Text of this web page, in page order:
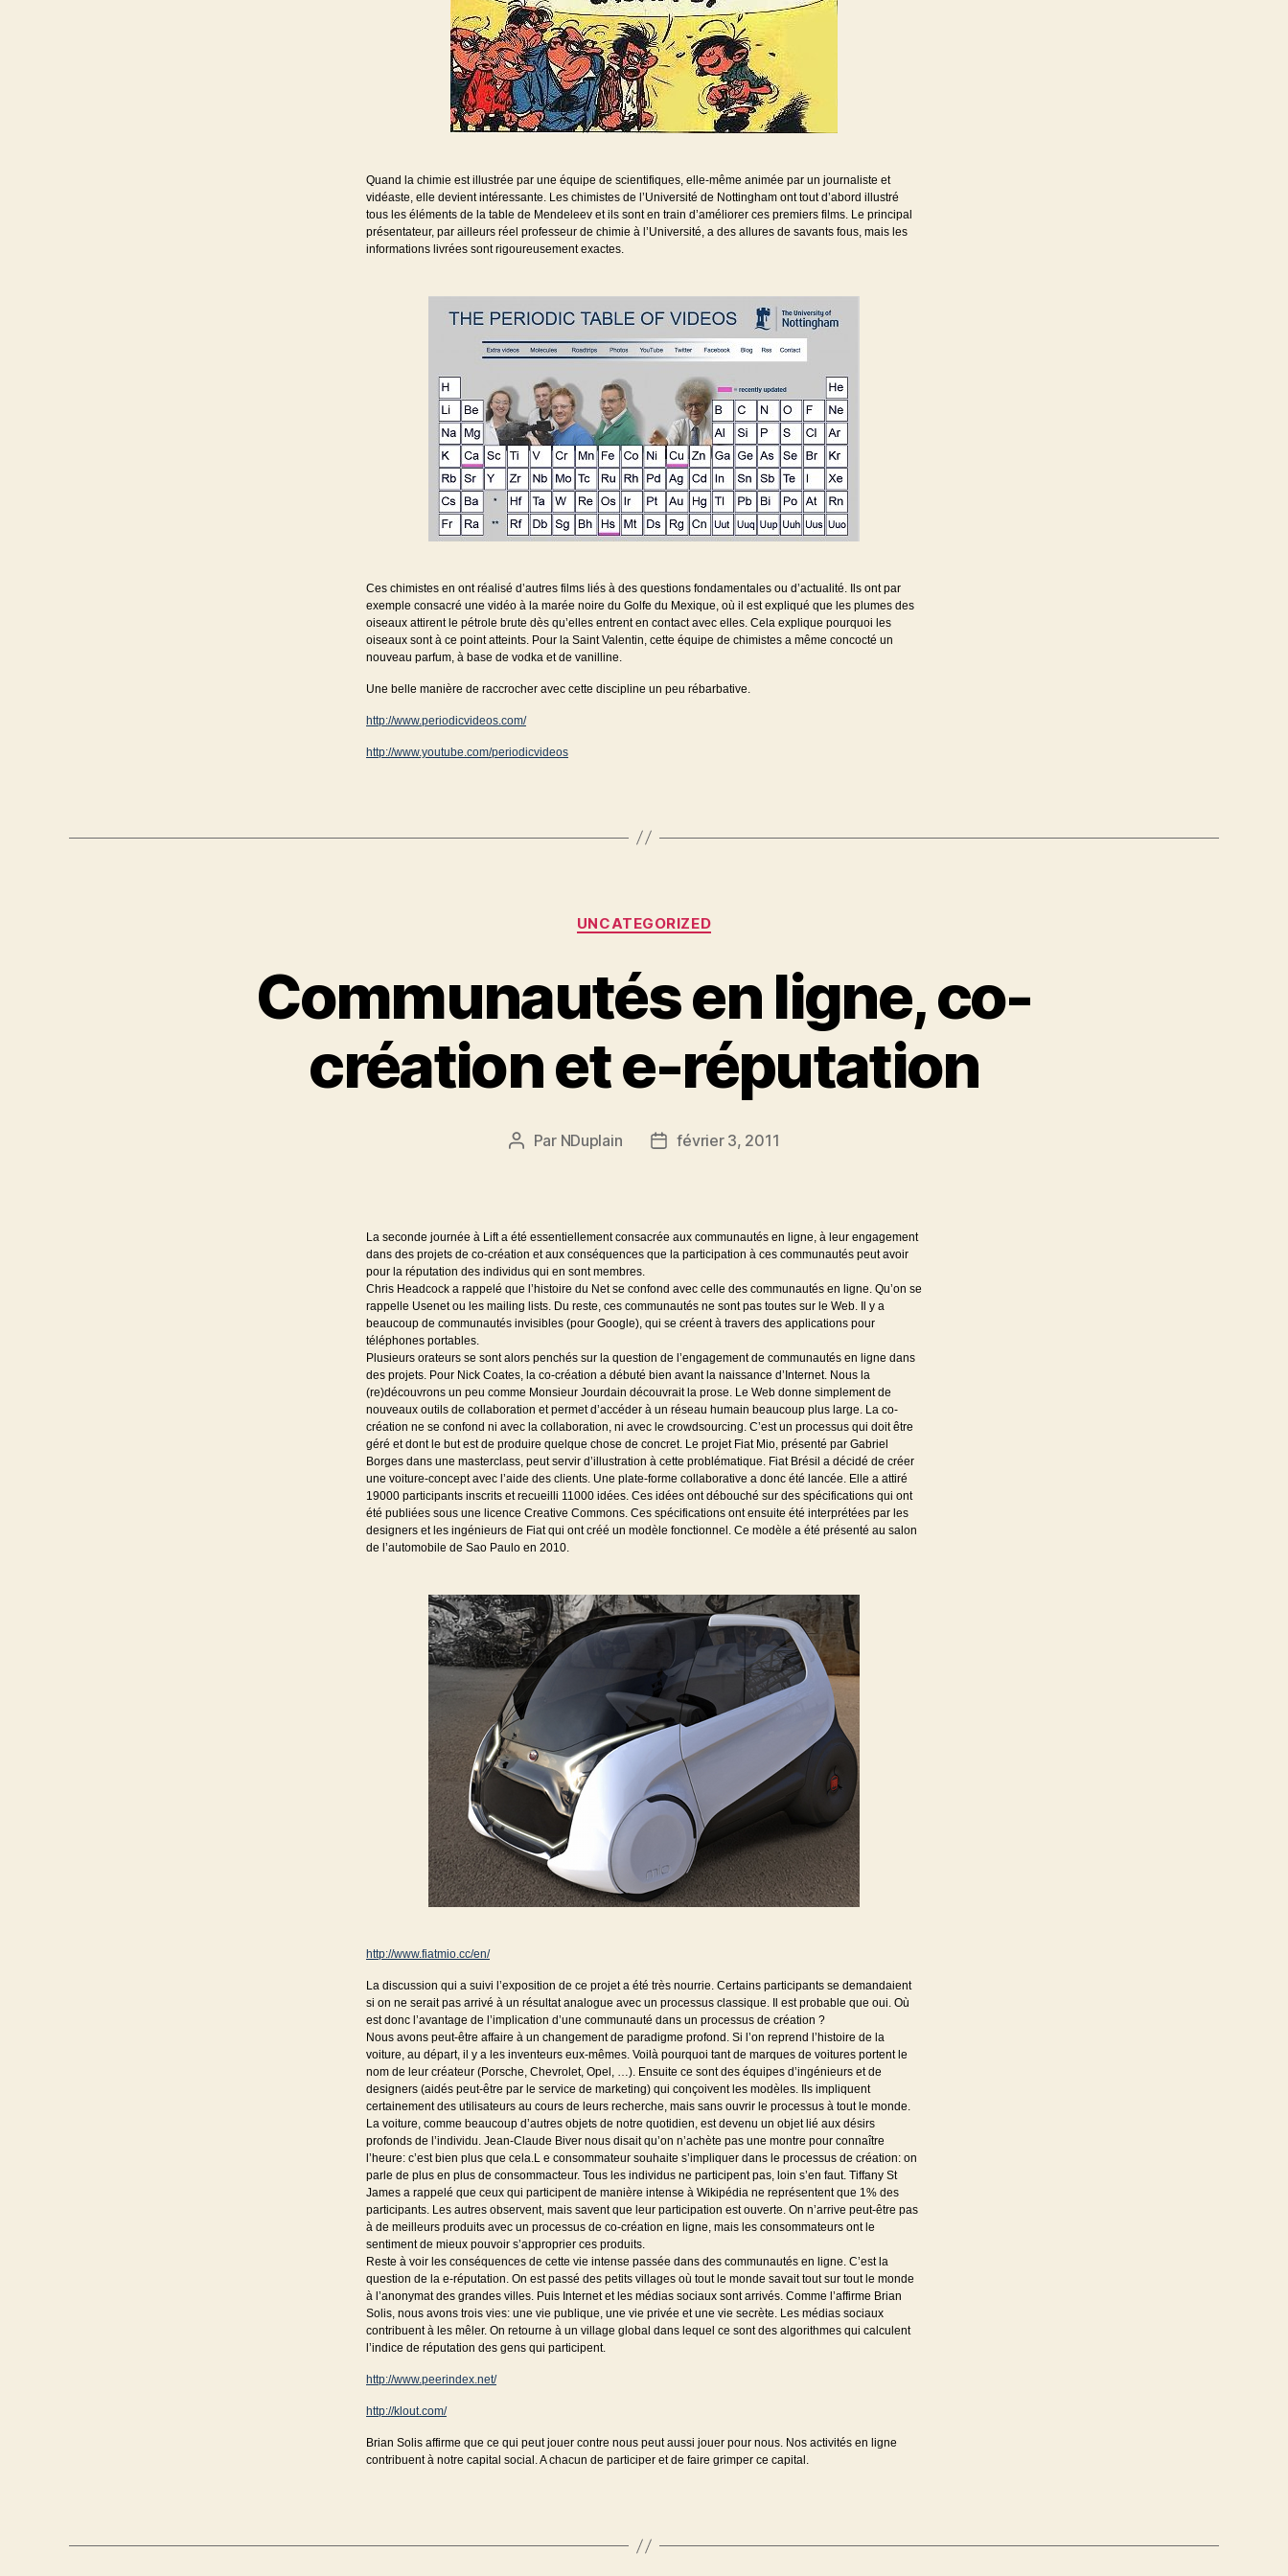
Quand la chimie est illustrée par une équipe de scientifiques, elle-même animée par un journaliste et
vidéaste, elle devient intéressante. Les chimistes de l’Université de Nottingham ont tout d’abord illustré
tous les éléments de la table de Mendeleev et ils sont en train d’améliorer ces premiers films. Le principal
présentateur, par ailleurs réel professeur de chimie à l’Université, a des allures de savants fous, mais les
informations livrées sont rigoureusement exactes.
Ces chimistes en ont réalisé d’autres films liés à des questions fondamentales ou d’actualité. Ils ont par
exemple consacré une vidéo à la marée noire du Golfe du Mexique, où il est expliqué que les plumes des
oiseaux attirent le pétrole brute dès qu’elles entrent en contact avec elles. Cela explique pourquoi les
oiseaux sont à ce point atteints. Pour la Saint Valentin, cette équipe de chimistes a même concocté un
nouveau parfum, à base de vodka et de vanilline.
Une belle manière de raccrocher avec cette discipline un peu rébarbative.
http://www.periodicvideos.com/
http://www.youtube.com/periodicvideos
Catégories
UNCATEGORIZED
Communautés en ligne, co-
création et e-réputation
Auteur
Par NDuplain
Datefévrier 3, 2011
La seconde journée à Lift a été essentiellement consacrée aux communautés en ligne, à leur engagement
dans des projets de co-création et aux conséquences que la participation à ces communautés peut avoir
pour la réputation des individus qui en sont membres.
Chris Headcock a rappelé que l’histoire du Net se confond avec celle des communautés en ligne. Qu’on se
rappelle Usenet ou les mailing lists. Du reste, ces communautés ne sont pas toutes sur le Web. Il y a
beaucoup de communautés invisibles (pour Google), qui se créent à travers des applications pour
téléphones portables.
Plusieurs orateurs se sont alors penchés sur la question de l’engagement de communautés en ligne dans
des projets. Pour Nick Coates, la co-création a débuté bien avant la naissance d’Internet. Nous la
(re)découvrons un peu comme Monsieur Jourdain découvrait la prose. Le Web donne simplement de
nouveaux outils de collaboration et permet d’accéder à un réseau humain beaucoup plus large. La co-
création ne se confond ni avec la collaboration, ni avec le crowdsourcing. C’est un processus qui doit être
géré et dont le but est de produire quelque chose de concret. Le projet Fiat Mio, présenté par Gabriel
Borges dans une masterclass, peut servir d’illustration à cette problématique. Fiat Brésil a décidé de créer
une voiture-concept avec l’aide des clients. Une plate-forme collaborative a donc été lancée. Elle a attiré
19000 participants inscrits et recueilli 11000 idées. Ces idées ont débouché sur des spécifications qui ont
été publiées sous une licence Creative Commons. Ces spécifications ont ensuite été interprétées par les
designers et les ingénieurs de Fiat qui ont créé un modèle fonctionnel. Ce modèle a été présenté au salon
de l’automobile de Sao Paulo en 2010.
http://www.fiatmio.cc/en/
La discussion qui a suivi l’exposition de ce projet a été très nourrie. Certains participants se demandaient
si on ne serait pas arrivé à un résultat analogue avec un processus classique. Il est probable que oui. Où
est donc l’avantage de l’implication d’une communauté dans un processus de création ?
Nous avons peut-être affaire à un changement de paradigme profond. Si l’on reprend l’histoire de la
voiture, au départ, il y a les inventeurs eux-mêmes. Voilà pourquoi tant de marques de voitures portent le
nom de leur créateur (Porsche, Chevrolet, Opel, …). Ensuite ce sont des équipes d’ingénieurs et de
designers (aidés peut-être par le service de marketing) qui conçoivent les modèles. Ils impliquent
certainement des utilisateurs au cours de leurs recherche, mais sans ouvrir le processus à tout le monde.
La voiture, comme beaucoup d’autres objets de notre quotidien, est devenu un objet lié aux désirs
profonds de l’individu. Jean-Claude Biver nous disait qu’on n’achète pas une montre pour connaître
l’heure: c’est bien plus que cela.L e consommateur souhaite s’impliquer dans le processus de création: on
parle de plus en plus de consommacteur. Tous les individus ne participent pas, loin s’en faut. Tiffany St
James a rappelé que ceux qui participent de manière intense à Wikipédia ne représentent que 1% des
participants. Les autres observent, mais savent que leur participation est ouverte. On n’arrive peut-être pas
à de meilleurs produits avec un processus de co-création en ligne, mais les consommateurs ont le
sentiment de mieux pouvoir s’approprier ces produits.
Reste à voir les conséquences de cette vie intense passée dans des communautés en ligne. C’est la
question de la e-réputation. On est passé des petits villages où tout le monde savait tout sur tout le monde
à l’anonymat des grandes villes. Puis Internet et les médias sociaux sont arrivés. Comme l’affirme Brian
Solis, nous avons trois vies: une vie publique, une vie privée et une vie secrète. Les médias sociaux
contribuent à les mêler. On retourne à un village global dans lequel ce sont des algorithmes qui calculent
l’indice de réputation des gens qui participent.
http://www.peerindex.net/
http://klout.com/
Brian Solis affirme que ce qui peut jouer contre nous peut aussi jouer pour nous. Nos activités en ligne
contribuent à notre capital social. A chacun de participer et de faire grimper ce capital.